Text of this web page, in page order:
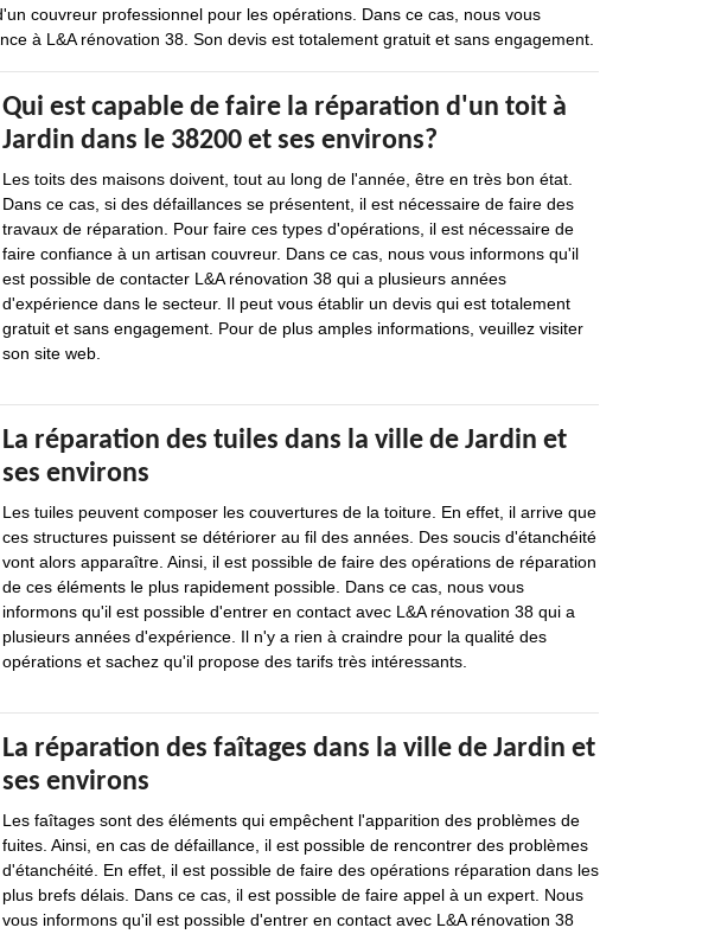
couvreur professionnel pour les opérations. Dans ce cas, nous vous
à L&A rénovation 38. Son devis est totalement gratuit et sans engagement.
Qui est capable de faire la réparation d'un toit à
Jardin dans le 38200 et ses environs?
Les toits des maisons doivent, tout au long de l'année, être en très bon état.
Dans ce cas, si des défaillances se présentent, il est nécessaire de faire des
travaux de réparation. Pour faire ces types d'opérations, il est nécessaire de
faire confiance à un artisan couvreur. Dans ce cas, nous vous informons qu'il
est possible de contacter L&A rénovation 38 qui a plusieurs années
d'expérience dans le secteur. Il peut vous établir un devis qui est totalement
gratuit et sans engagement. Pour de plus amples informations, veuillez visiter
son site web.
La réparation des tuiles dans la ville de Jardin et
ses environs
Les tuiles peuvent composer les couvertures de la toiture. En effet, il arrive que
ces structures puissent se détériorer au fil des années. Des soucis d'étanchéité
vont alors apparaître. Ainsi, il est possible de faire des opérations de réparation
de ces éléments le plus rapidement possible. Dans ce cas, nous vous
informons qu'il est possible d'entrer en contact avec L&A rénovation 38 qui a
plusieurs années d'expérience. Il n'y a rien à craindre pour la qualité des
opérations et sachez qu'il propose des tarifs très intéressants.
La réparation des faîtages dans la ville de Jardin et
ses environs
Les faîtages sont des éléments qui empêchent l'apparition des problèmes de
fuites. Ainsi, en cas de défaillance, il est possible de rencontrer des problèmes
d'étanchéité. En effet, il est possible de faire des opérations réparation dans les
plus brefs délais. Dans ce cas, il est possible de faire appel à un expert. Nous
vous informons qu'il est possible d'entrer en contact avec L&A rénovation 38